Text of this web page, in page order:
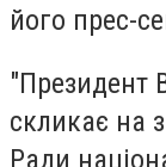
його прес-
"Президент
скликає на
Ради